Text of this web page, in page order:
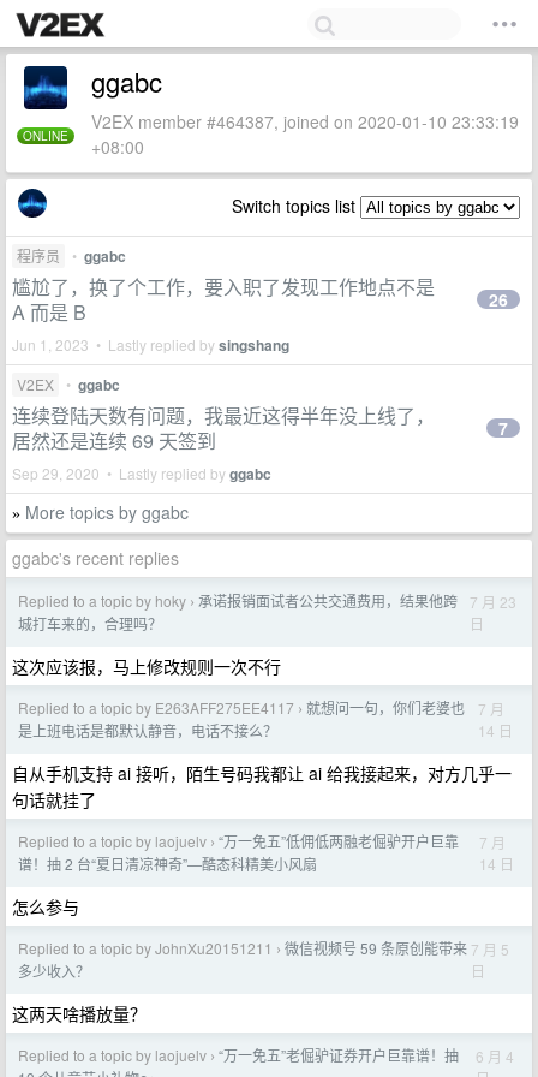
ONLINE
ggabc
V2EX member #464387, joined on 2020-01-10 23:33:19
+08:00
Switch topics list
程序员 • ggabc
尴尬了，换了个工作，要入职了发现工作地点不是
A 而是 B
Jun 1, 2023 • Lastly replied bysingshang
26
V2EX • ggabc
连续登陆天数有问题，我最近这得半年没上线了，
居然还是连续 69 天签到
Sep 29, 2020 • Lastly replied byggabc
7
» More topics by ggabc
ggabc's recent replies
Replied to a topic by hoky › 承诺报销面试者公共交通费用，结果他跨
城打车来的，合理吗？
7 月 23
日
这次应该报，马上修改规则一次不行
Replied to a topic by E263AFF275EE4117 › 就想问一句，你们老婆也
是上班电话是都默认静音，电话不接么？
7 月
14 日
自从手机支持 ai 接听，陌生号码我都让 ai 给我接起来，对方几乎一
句话就挂了
Replied to a topic by laojuelv › “万一免五”低佣低两融老倔驴开户巨靠
谱！抽 2 台“夏日清凉神奇”—酷态科精美小风扇
7 月
14 日
怎么参与
Replied to a topic by JohnXu20151211 › 微信视频号 59 条原创能带来
多少收入？
7 月 5
日
这两天啥播放量？
Replied to a topic by laojuelv › “万一免五”老倔驴证券开户巨靠谱！抽
6 月 4